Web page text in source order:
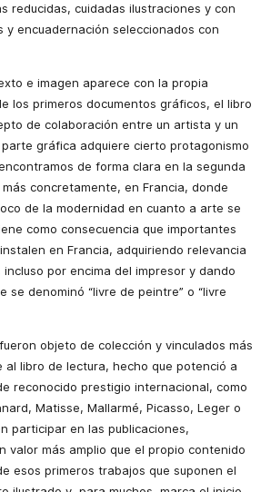
reducidas, cuidadas ilustraciones y con
y encuadernación seleccionados con
e imagen aparece con la propia
los primeros documentos gráficos, el libro
de colaboración entre un artista y un
gráfica adquiere cierto protagonismo
de forma clara en la segunda
concretamente, en Francia, donde
de la modernidad en cuanto a arte se
como consecuencia que importantes
en Francia, adquiriendo relevancia
por encima del impresor y dando
se denominó “livre de peintre” o “livre
objeto de colección y vinculados más
al libro de lectura, hecho que potenció a
reconocido prestigio internacional, como
Matisse, Mallarmé, Picasso, Leger o
participar en las publicaciones,
valor más amplio que el propio contenido
esos primeros trabajos que suponen el